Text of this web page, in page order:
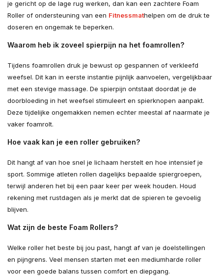
je gericht op de lage rug werken, dan kan een zachtere Foam
Roller of ondersteuning van een Fitnessmathelpen om de druk te
doseren en ongemak te beperken.
Waarom heb ik zoveel spierpijn na het foamrollen?
Tijdens foamrollen druk je bewust op gespannen of verkleefd
weefsel. Dit kan in eerste instantie pijnlijk aanvoelen, vergelijkbaar
met een stevige massage. De spierpijn ontstaat doordat je de
doorbloeding in het weefsel stimuleert en spierknopen aanpakt.
Deze tijdelijke ongemakken nemen echter meestal af naarmate je
vaker foamrolt.
Hoe vaak kan je een roller gebruiken?
Dit hangt af van hoe snel je lichaam herstelt en hoe intensief je
sport. Sommige atleten rollen dagelijks bepaalde spiergroepen,
terwijl anderen het bij een paar keer per week houden. Houd
rekening met rustdagen als je merkt dat de spieren te gevoelig
blijven.
Wat zijn de beste Foam Rollers?
Welke roller het beste bij jou past, hangt af van je doelstellingen
en pijngrens. Veel mensen starten met een mediumharde roller
voor een goede balans tussen comfort en diepgang.